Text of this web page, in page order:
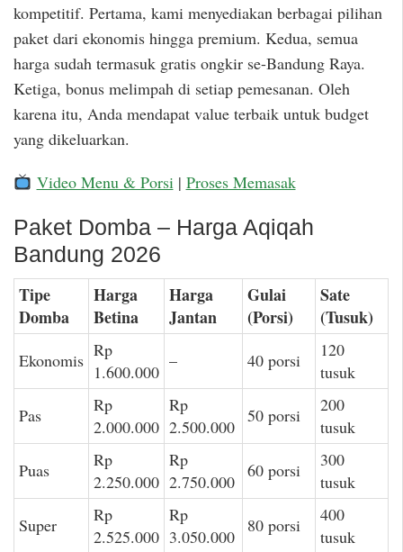
kompetitif. Pertama, kami menyediakan berbagai pilihan
paket dari ekonomis hingga premium. Kedua, semua
harga sudah termasuk gratis ongkir se-Bandung Raya.
Ketiga, bonus melimpah di setiap pemesanan. Oleh
karena itu, Anda mendapat value terbaik untuk budget
yang dikeluarkan.
Video Menu & Porsi| Proses Memasak
Paket Domba – Harga Aqiqah
Bandung 2026
Tipe
Domba
Harga
Betina
Harga
Jantan
Gulai
(Porsi)
Sate
(Tusuk)
Ekonomis Rp
1.600.000
– 40 porsi
120
tusuk
Pas
Rp
2.000.000
Rp
2.500.000
50 porsi
200
tusuk
Puas
Rp
2.250.000
Rp
2.750.000
60 porsi
300
tusuk
Super
Rp
2.525.000
Rp
3.050.000
80 porsi
400
tusuk